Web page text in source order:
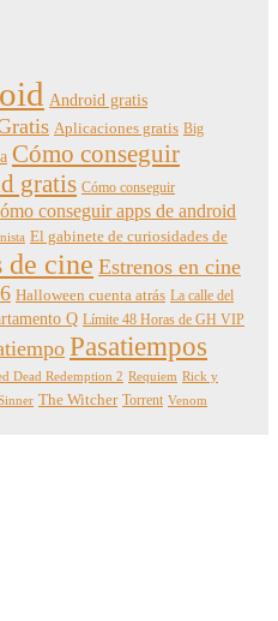
Android gratis
Aplicaciones gratis Big
Cómo conseguir
gratis Cómo conseguir
conseguir apps de android
El gabinete de curiosidades de
de cine Estrenos en cine
Halloween cuenta atrás La calle del
Q Límite 48 Horas de GH VIP
Pasatiempos
Dead Redemption 2 Requiem Rick y
The Witcher Torrent Venom